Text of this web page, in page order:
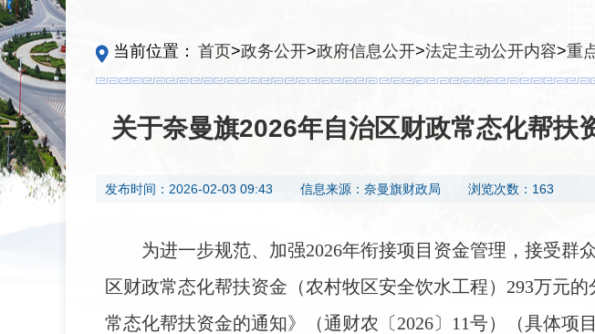
当前位置： 首页>政务公开>政府信息公开>法定主动公开内容>重
关于奈曼旗2026年自治区财政常态化帮
发布时间： 2026-02-03 09:43 信息来源： 奈曼旗财政局 浏览次数：163
为进一步规范、加强2026年衔接项目资金管理，接受群
区财政常态化帮扶资金（农村牧区安全饮水工程）293万元
常态化帮扶资金的通知》（通财农〔2026〕11号）（具体项